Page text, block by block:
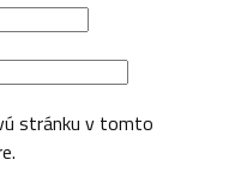
stránku v tomto